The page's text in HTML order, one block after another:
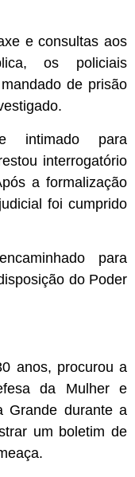
e consultas aos
os policiais
de prisão
intimado para
interrogatório
a formalização
foi cumprido
para
do Poder
anos, procurou a
da Mulher e
Grande durante a
um boletim de